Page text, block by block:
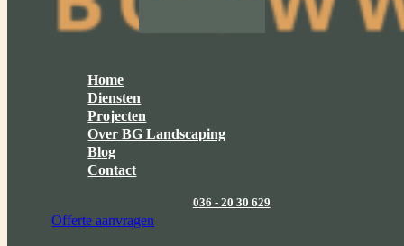
Home
Diensten
Projecten
Over BG Landscaping
Blog
Contact
036 - 20 30 629
Offerte aanvragen